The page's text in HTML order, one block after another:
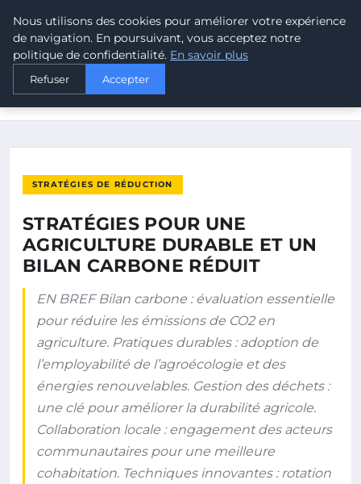
MALTA CLIMATE
ACCUEIL
STRATÉGIES POUR UNE AGRICULTURE DURABLE ET UN BILAN
STRATÉGIES DE RÉDUCTION
STRATÉGIES POUR UNE
AGRICULTURE DURABLE ET UN
BILAN CARBONE RÉDUIT
EN BREF Bilan carbone : évaluation essentielle
pour réduire les émissions de CO2 en
agriculture. Pratiques durables : adoption de
l’employabilité de l’agroécologie et des
énergies renouvelables. Gestion des déchets :
une clé pour améliorer la durabilité agricole.
Collaboration locale : engagement des acteurs
communautaires pour une meilleure
cohabitation. Techniques innovantes : rotation
Nous utilisons des cookies pour améliorer votre expérience
de navigation. En poursuivant, vous acceptez notre
politique de confidentialité. En savoir plus
Refuser Accepter